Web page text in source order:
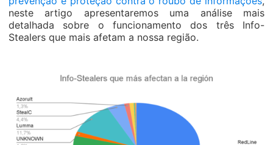
neste artigo apresentaremos uma análise mais
detalhada sobre o funcionamento dos três Info-
Stealers que mais afetam a nossa região.